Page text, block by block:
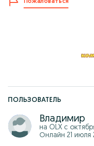
Пожаловаться
ПОЛЬЗОВАТЕЛЬ
Владимир
на OLX с
Онлайн 21 июля